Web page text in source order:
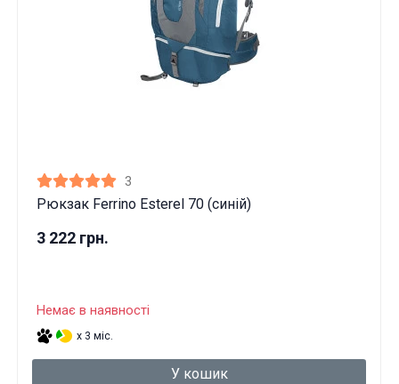
3
Рюкзак Ferrino Esterel 70 (синій)
3 222 грн.
Немає в наявності
x 3 міс.
У кошик